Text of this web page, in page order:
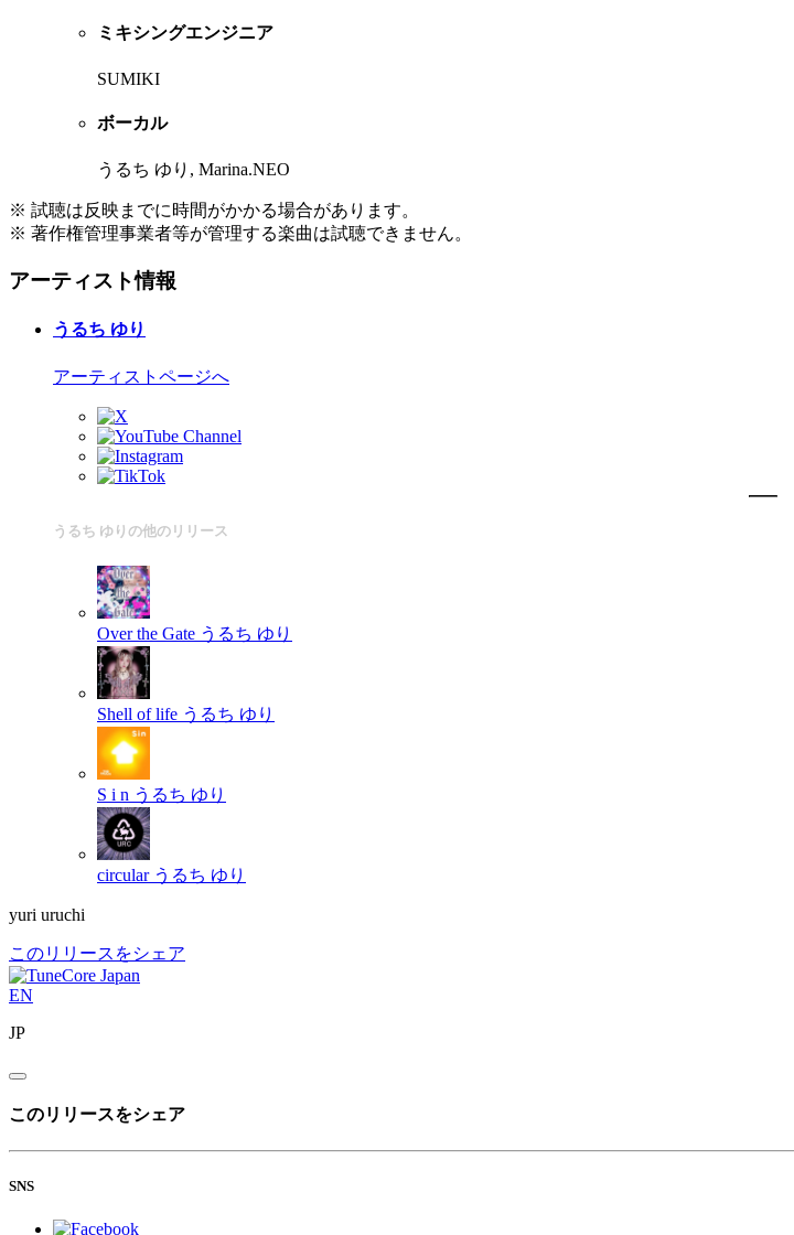
ミキシングエンジニア
SUMIKI
ボーカル
うるち ゆり, Marina.NEO
※ 試聴は反映までに時間がかかる場合があります。
※ 著作権管理事業者等が管理する楽曲は試聴できません。
アーティスト情報
うるち ゆり
アーティストページへ
うるち ゆりの他のリリース
Over the Gate うるち ゆり
Shell of life うるち ゆり
S i n うるち ゆり
circular うるち ゆり
yuri uruchi
このリリースをシェア
EN
JP
このリリースをシェア
SNS